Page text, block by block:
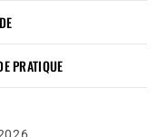
PRATIQUE